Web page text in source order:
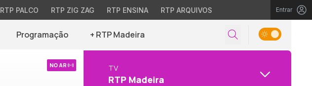
RTP PALCO RTP ZIG ZAG RTP ENSINA RTP ARQUIVOS Entrar
Programação + RTP Madeira
NO AR TV
RTP Madeira